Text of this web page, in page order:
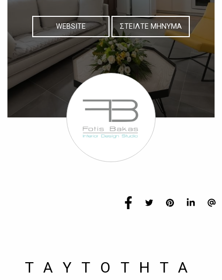
WEBSITE ΣΤΕΙΛΤΕ ΜΗΝΥΜΑ
TAYTOTHTA